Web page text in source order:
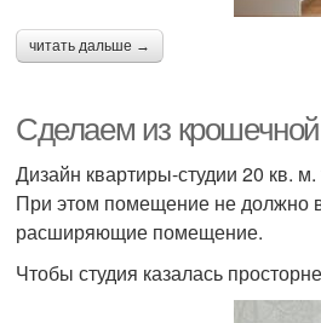
читать дальше →
Сделаем из
Дизайн квартиры-студии 20 кв.
При этом помещение не должно
расширяющие помещение.
Чтобы студия казалась